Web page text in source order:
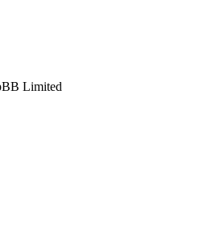
Limited